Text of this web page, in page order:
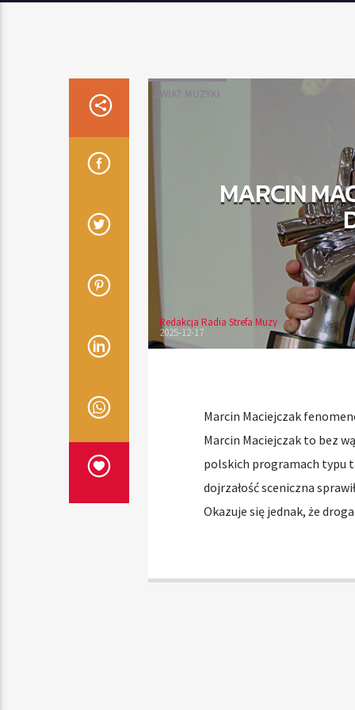
ŚWIAT MUZYKI
MARCIN
Redakcja Radia Strefa Muzy
2025-12-17
Marcin Maciejczak
Marcin Maciejczak to bez
polskich programach typu
dojrzałość sceniczna
Okazuje się jednak, że